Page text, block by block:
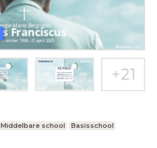
Middelbare school
Basisschool